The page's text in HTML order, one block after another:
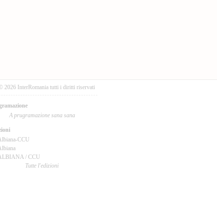
2026 InterRomania tutti i diritti riservati
A prugramazione sana sana
CCU
/ CCU
Tutte l'edizioni